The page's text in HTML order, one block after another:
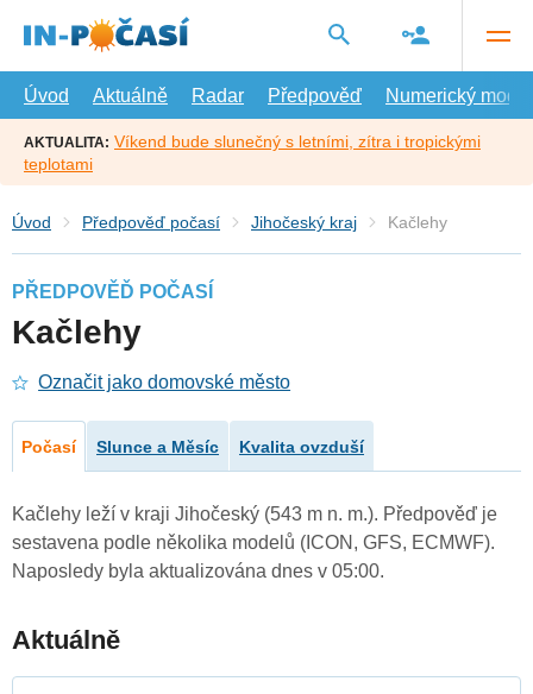
hlavní
Úvod
Aktuálně Radar Předpověď Numerický model
AKTUALITA: Víkend bude slunečný s letními, zítra i tropickými
teplotami
Úvod Předpověď počasí Jihočeský kraj Kačlehy
PŘEDPOVĚĎ POČASÍ
Kačlehy
Označit jako domovské město
Počasí Slunce a Měsíc Kvalita ovzduší
Kačlehy leží v kraji Jihočeský (543 m n. m.). Předpověď je
sestavena podle několika modelů (ICON, GFS, ECMWF).
Naposledy byla aktualizována dnes v 05:00.
Aktuálně